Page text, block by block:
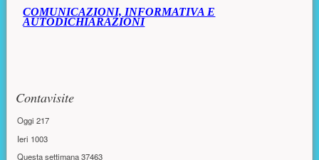
COMUNICAZIONI, INFORMATIVA E
AUTODICHIARAZIONI
Contavisite
Oggi217
Ieri 1003
Questa settimana37463